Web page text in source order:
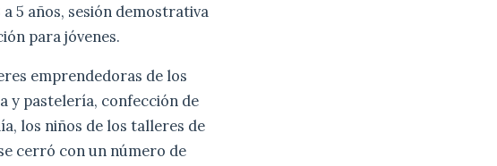
5 años, sesión demostrativa
para jóvenes.
emprendedoras de los
y pastelería, confección de
los niños de los talleres de
cerró con un número de